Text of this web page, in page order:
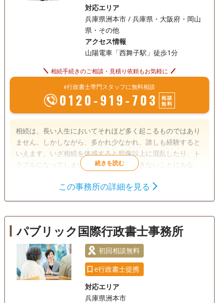
対応エリア
兵庫県洲本市 / 兵庫県・大阪府・岡山
県・その他
アクセス情報
山陽電車「西舞子駅」徒歩1分
相続手続きのご相談・見積り依頼もお気軽に
e行政書士専門スタッフに無料相談
0120-919-703
相談
無料
相続は、長い人生においてそれほど多く起こるものではあり
ません。しかしながら、多かれ少なかれ、誰しも経験すると
いえます。いざ相続を体感すると想像以上に混乱したり、ト
ラブルになってしまい、適切な行動ができないことにもなり
続きをお手伝いをいたします。
遺産分割
相続人調査
この事務所の詳細を見る
パブリック国際行政書士事務所
初回相談無料
e行政書士提携
対応エリア
兵庫県洲本市